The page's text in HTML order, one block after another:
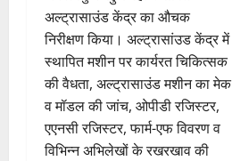
अल्ट्रासाउंड केंद्र का औचक
निरीक्षण किया। अल्ट्रासांउड केंद्र में
स्थापित मशीन पर कार्यरत चिकित्सक
की वैधता, अल्ट्रासाउंड मशीन का मेक
व मॉडल की जांच, ओपीडी रजिस्टर,
एएनसी रजिस्टर, फार्म-एफ विवरण व
विभिन्न अभिलेखों के रखरखाव की